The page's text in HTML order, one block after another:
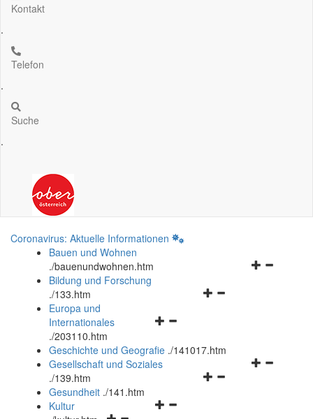
Kontakt
.
Telefon
.
Suche
.
Coronavirus: Aktuelle Informationen
Bauen und Wohnen
./bauenundwohnen.htm
Navigationsmenü
Bildung und Forschung
./133.htm
Navigationsmenü
und
schließen
Europa und
Internationales
./203110.htm
Geschichte und Geografie ./141017.htm
Navigationsmenü
Gesellschaft und Soziales
./139.htm
Navigationsmenü
Gesundheit ./141.htm
Kultur